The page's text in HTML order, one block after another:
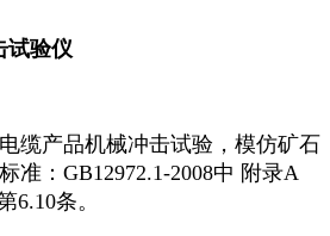
试验仪
缆产品机械冲击试验，模仿矿石
准：GB12972.1-2008中 附录A
6.10条。